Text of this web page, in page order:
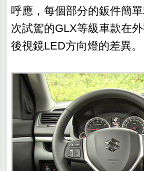
呼應，每個部分的鈑件簡
次試駕的GLX等級車款在
後視鏡LED方向燈的差異。